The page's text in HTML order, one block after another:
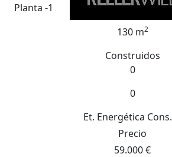
Planta -1
130 m2
Construidos
0
0
Et. Energética Cons.
Precio
59.000 €